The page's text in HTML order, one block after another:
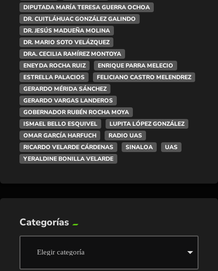
DIPUTADA MARÍA TERESA GUERRA OCHOA
DR. CUITLÁHUAC GONZÁLEZ GALINDO
DR. JESÚS MADUEÑA MOLINA
DR. MARIO SOTO VELÁZQUEZ
DRA. CECILIA RAMÍREZ MONTOYA
ENEYDA ROCHA RUIZ
ENRIQUE PARRA MELECIO
ESTRELLA PALACIOS
FELICIANO CASTRO MELENDREZ
GERARDO MÉRIDA SÁNCHEZ
GERARDO VARGAS LANDEROS
GOBERNADOR RUBÉN ROCHA MOYA
ISMAEL BELLO ESQUIVEL
LUPITA LÓPEZ GONZÁLEZ
OMAR GARCÍA HARFUCH
RADIO UAS
RICARDO VELARDE CÁRDENAS
SINALOA
UAS
YERALDINE BONILLA VELARDE
Categorías